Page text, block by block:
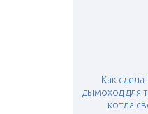
Как
дымоход для
котла